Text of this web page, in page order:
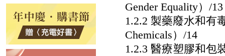
Gender Equality）/13
1.2.2 製藥廢水和有
Chemicals）/14
1.2.3 醫療塑膠和包